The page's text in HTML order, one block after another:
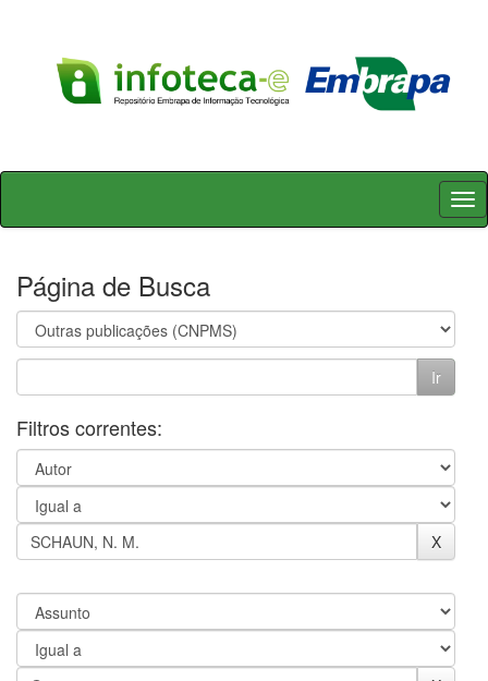
Skip
Página de Busca
Filtros correntes: